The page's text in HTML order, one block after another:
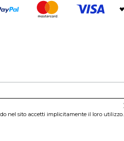
REA: RM-535144
nel sito accetti implicitamente il loro utilizzo.